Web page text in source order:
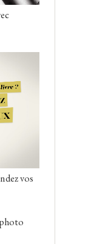
vos